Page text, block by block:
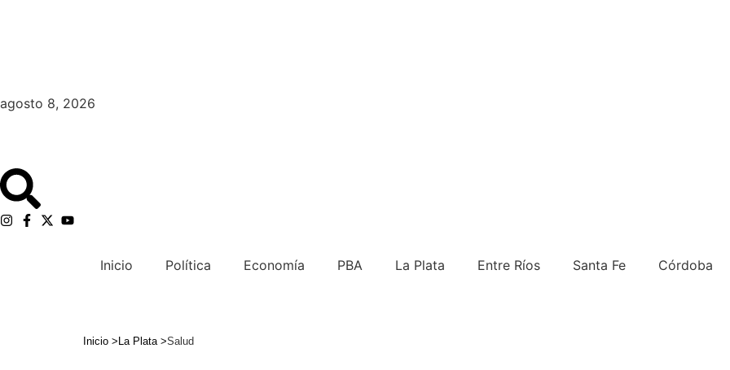
agosto 8, 2026
Inicio Política Economía PBA La Plata Entre Ríos Santa Fe Córdoba
Inicio > La Plata>Salud